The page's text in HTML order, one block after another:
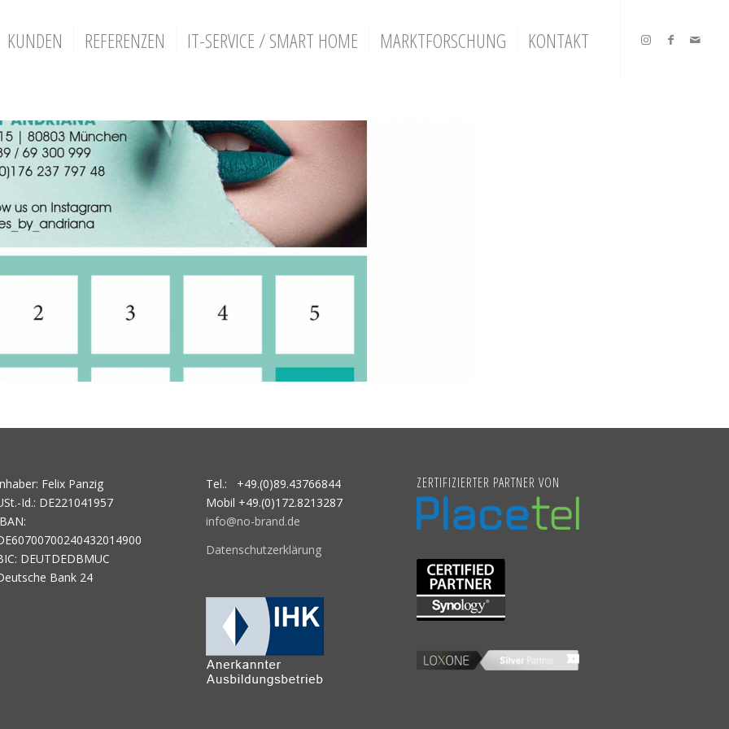
KUNDEN REFERENZEN IT-SERVICE / SMART HOME MARKTFORSCHUNG KONTAKT
Felix Panzig
Id.: DE221041957
DEUTDEDBMUC
Bank 24
Tel.: +49.(0)89.43766844
Mobil +49.(0)172.8213287
info@no-brand.de
Datenschutzerklärung
ZERTIFIZIERTER PARTNER VON